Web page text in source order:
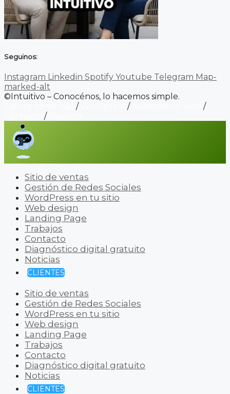
Seguinos:
Instagram Linkedin Spotify Youtube Telegram Map-
marked-alt
©Intuitivo – Conocénos, lo hacemos simple.
/ /
/
/
Sitio de ventas
Gestión de Redes Sociales
WordPress en tu sitio
Web design
Landing Page
Trabajos
Contacto
Diagnóstico digital gratuito
Noticias
CLIENTES
Sitio de ventas
Gestión de Redes Sociales
WordPress en tu sitio
Web design
Landing Page
Trabajos
Contacto
Diagnóstico digital gratuito
Noticias
CLIENTES